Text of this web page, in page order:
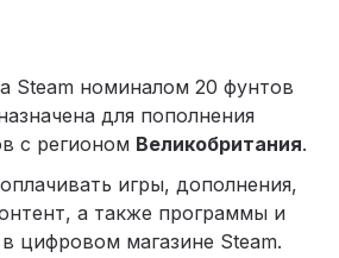
Steam номиналом 20 фунтов
для пополнения
с регионом Великобритания.
игры, дополнения,
а также программы и
цифровом магазине Steam.